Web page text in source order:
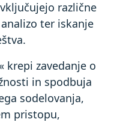
različne
ter iskanje
krepi zavedanje o
in spodbuja
sodelovanja,
pristopu,